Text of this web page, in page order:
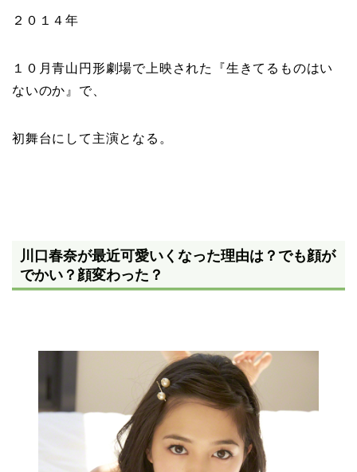
２０１４年
１０月青山円形劇場で上映された『生きてるものはい
ないのか 』で、
初舞台にして主演となる。
川口春奈が最近可愛いくなった理由は？でも顔が
でかい？顔変わった？